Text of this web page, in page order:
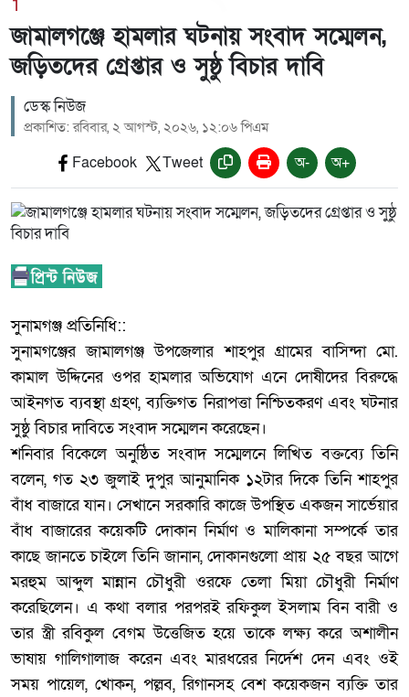
1
জামালগঞ্জে হামলার ঘটনায় সংবাদ সম্মেলন,
জড়িতদের গ্রেপ্তার ও সুষ্ঠু বিচার দাবি
ডেস্ক নিউজ
প্রকাশিত: রবিবার, ২ আগস্ট, ২০২৬, ১২:০৬ পিএম
Facebook Tweet অ- অ+
‎সুনামগঞ্জ প্রতিনিধি::
‎সুনামগঞ্জের জামালগঞ্জ উপজেলার শাহপুর গ্রামের বাসিন্দা মো.
কামাল উদ্দিনের ওপর হামলার অভিযোগ এনে দোষীদের বিরুদ্ধে
আইনগত ব্যবস্থা গ্রহণ, ব্যক্তিগত নিরাপত্তা নিশ্চিতকরণ এবং ঘটনার
সুষ্ঠু বিচার দাবিতে সংবাদ সম্মেলন করেছেন।
‎শনিবার বিকেলে অনুষ্ঠিত সংবাদ সম্মেলনে লিখিত বক্তব্যে তিনি
বলেন, গত ২৩ জুলাই দুপুর আনুমানিক ১২টার দিকে তিনি শাহপুর
বাঁধ বাজারে যান। সেখানে সরকারি কাজে উপস্থিত একজন সার্ভেয়ার
বাঁধ বাজারের কয়েকটি দোকান নির্মাণ ও মালিকানা সম্পর্কে তার
কাছে জানতে চাইলে তিনি জানান, দোকানগুলো প্রায় ২৫ বছর আগে
মরহুম আব্দুল মান্নান চৌধুরী ওরফে তেলা মিয়া চৌধুরী নির্মাণ
করেছিলেন। এ কথা বলার পরপরই রফিকুল ইসলাম বিন বারী ও
তার স্ত্রী রবিকুল বেগম উত্তেজিত হয়ে তাকে লক্ষ্য করে অশালীন
ভাষায় গালিগালাজ করেন এবং মারধরের নির্দেশ দেন এবং ওই
সময় পায়েল, খোকন, পল্লব, রিগানসহ বেশ কয়েকজন ব্যক্তি তার